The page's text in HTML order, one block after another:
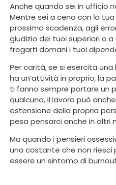
Anche quando sei in ufficio
Mentre sei a cena con la
prossima scadenza, agli
giudizio dei tuoi superiori o
fregarti domani i tuoi
Per carità, se si esercita
ha un’attività in proprio, la
ti fanno sempre portare un
qualcuno, il lavoro può
estensione della propria
pesa pensarci anche in altri
Ma quando i pensieri
una costante che non riesci
essere un sintomo di